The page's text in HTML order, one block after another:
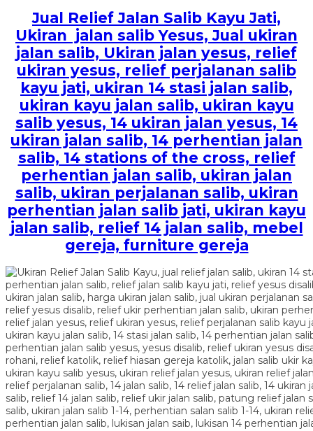
Jual Relief Jalan Salib Kayu Jati,
Ukiran jalan salib Yesus, Jual ukiran
jalan salib, Ukiran jalan yesus, relief
ukiran yesus, relief perjalanan salib
kayu jati, ukiran 14 stasi jalan salib,
ukiran kayu jalan salib, ukiran kayu
salib yesus, 14 ukiran jalan yesus, 14
ukiran jalan salib, 14 perhentian jalan
salib, 14 stations of the cross, relief
perhentian jalan salib, ukiran jalan
salib, ukiran perjalanan salib, ukiran
perhentian jalan salib jati, ukiran kayu
jalan salib, relief 14 jalan salib, mebel
gereja, furniture gereja